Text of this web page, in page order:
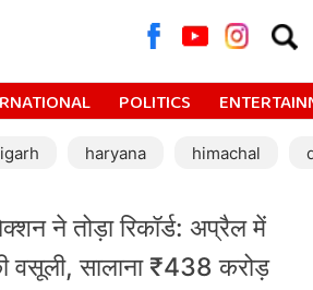
for:
POLITICS
haryana himachal
ने तोड़ा रिकॉर्ड: अप्रैल में
सालाना ₹438 करोड़